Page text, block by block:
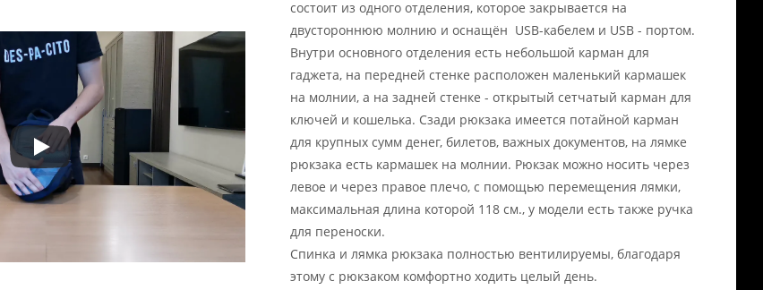
состоит из одного отделения, которое закрывается на
двустороннюю молнию и оснащён USB-кабелем и USB - портом.
Внутри основного отделения есть небольшой карман для
гаджета, на передней стенке расположен маленький кармашек
на молнии, а на задней стенке - открытый сетчатый карман для
ключей и кошелька. Сзади рюкзака имеется потайной карман
для крупных сумм денег, билетов, важных документов, на лямке
рюкзака есть кармашек на молнии. Рюкзак можно носить через
левое и через правое плечо, с помощью перемещения лямки,
максимальная длина которой 118 см., у модели есть также ручка
для переноски.
Спинка и лямка рюкзака полностью вентилируемы, благодаря
этому с рюкзаком комфортно ходить целый день.